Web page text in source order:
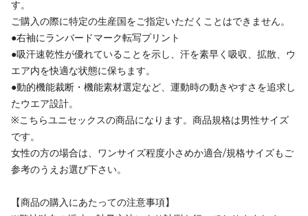
す。
ご購入の際に特定の生産国をご指定いただくことはできません。
●右袖にランバードマーク転写プリント
●吸汗速乾性が優れていることを示し、汗を素早く吸収、拡散、ウ
エア内を快適な状態に保ちます。
●動的機能裁断・機能素材選定など、運動時の動きやすさを追求し
たウエア設計。
※こちらユニセックスの商品になります。商品規格は男性サイズ
です。
女性の方の場合は、ワンサイズ程度小さめか適合/規格サイズもご
参考のうえお選び下さい。
【商品の購入にあたっての注意事項】